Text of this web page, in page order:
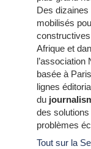
Des
mobilisés
Afrique et
l’association
basée à
lignes
du
des
problèmes
Tout sur la